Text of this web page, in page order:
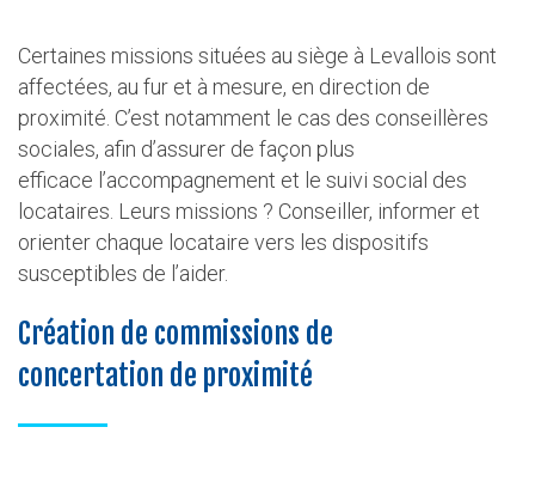
Certaines missions situées au siège à Levallois sont
affectées, au fur et à mesure, en direction de
proximité. C’est notamment le cas des conseillères
sociales, afin d’assurer de façon plus
efficace l’accompagnement et le suivi social des
locataires. Leurs missions ? Conseiller, informer et
orienter chaque locataire vers les dispositifs
susceptibles de l’aider.
Création de commissions de
concertation de proximité